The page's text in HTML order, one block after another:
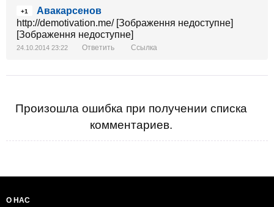
+1
Авакарсенов
http://demotivation.me/ [Зображення недоступне]
[Зображення недоступне]
24.10.2014 23:22 Ответить Ссылка
Произошла ошибка при получении списка
комментариев.
О НАС